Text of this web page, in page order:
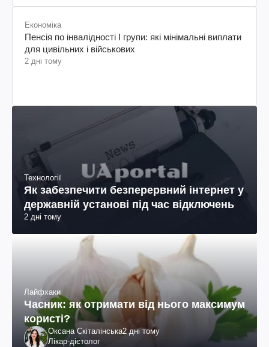
Економіка
Пенсія по інвалідності I групи: які мінімальні виплати
для цивільних і військових
2 дні тому
Технології
Як забезпечити безперервний інтернет у
державній установі під час відключень
2 дні тому
Лайфхаки
Часник: як отримати від нього максимум
користі?
Оксана Скіталінська2 дні тому
Лікар-дієтолог